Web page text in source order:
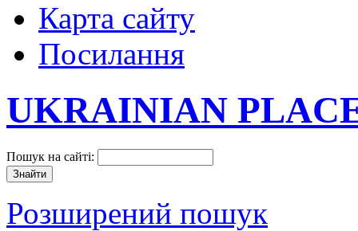
Карта сайту
Посилання
UKRAINIAN
Пошук на сайті:
Розширений пошук